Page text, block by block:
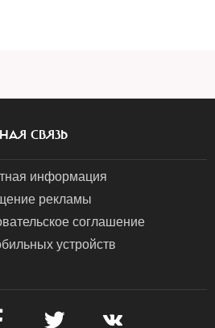
СВЯЗЬ
информация
рекламы
соглашение
устройств